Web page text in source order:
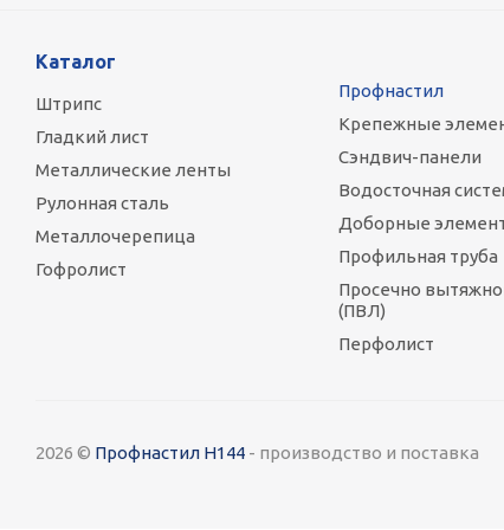
Каталог
Штрипс
Гладкий лист
Металлические ленты
Рулонная сталь
Металлочерепица
Гофролист
Профнастил
Крепежные
Сэндвич-панели
Водосточная
Доборные
Профильная труба
Просечно
(ПВЛ)
Перфолист
2026 © Профнастил Н144 - производство и поставка